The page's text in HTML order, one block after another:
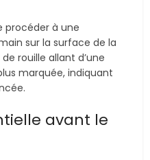
procéder à une
sur la surface de la
rouille allant d’une
marquée, indiquant
avant le